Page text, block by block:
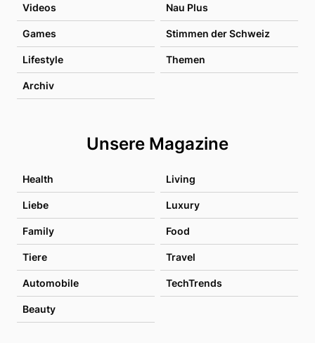
Videos Nau Plus
Games Stimmen der Schweiz
Lifestyle Themen
Archiv
Unsere Magazine
Health Living
Liebe Luxury
Family Food
Tiere Travel
Automobile TechTrends
Beauty